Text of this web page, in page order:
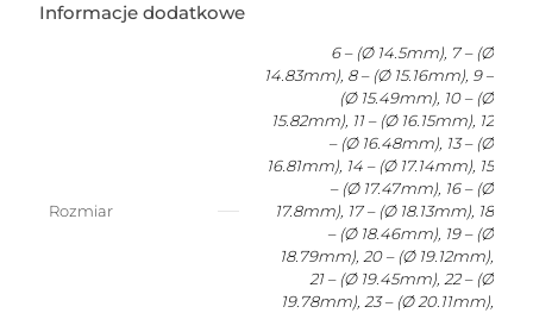
Informacje dodatkowe
Rozmiar
6 – (Ø 14.5mm), 7 – (Ø
14.83mm), 8 – (Ø 15.16mm), 9 –
(Ø 15.49mm), 10 – (Ø
15.82mm), 11 – (Ø 16.15mm), 12
– (Ø 16.48mm), 13 – (Ø
16.81mm), 14 – (Ø 17.14mm), 15
– (Ø 17.47mm), 16 – (Ø
17.8mm), 17 – (Ø 18.13mm), 18
– (Ø 18.46mm), 19 – (Ø
18.79mm), 20 – (Ø 19.12mm),
21 – (Ø 19.45mm), 22 – (Ø
19.78mm), 23 – (Ø 20.11mm),